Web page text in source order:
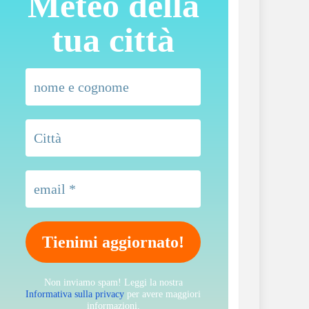
tua città
Non inviamo spam! Leggi la nostra
Informativa sulla privacy per avere maggiori
informazioni.